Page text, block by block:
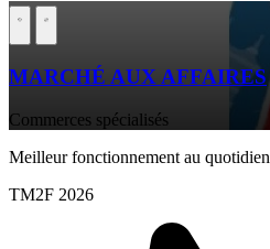
MARCHÉ AUX AFFAIRES
Commerces spécialisés
Meilleur fonctionnement au quotidien
TM2F 2026